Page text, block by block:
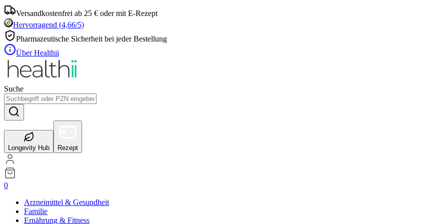
Versandkostenfrei ab 25 € oder mit E-Rezept
Hervorragend (4,66/5)
Pharmazeutische Sicherheit bei jeder Bestellung
Über Healthii
Suche
Longevity Hub Rezept
0
Arzneimittel & Gesundheit
Familie
Ernährung & Fitness